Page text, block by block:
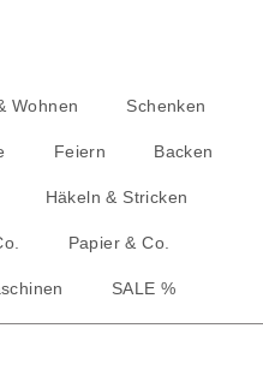
Wohnen Schenken
Feiern Backen
Häkeln & Stricken
Papier & Co.
SALE %